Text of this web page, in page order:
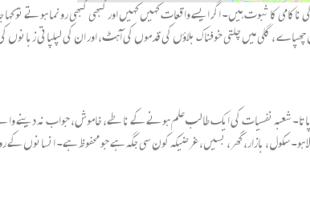
ہیں۔ اگر ایسے واقعات کہیں کہیں اور کبھی کبھی رونما ہوتے تو کہا جا
، گلی میں چلتی خوفناک بلاؤں کی قدموں کی آہٹ، اور ان کی لپلپاتی زبانوں
شعبہ نفسیات کی ایک طالب علم ہونے کے ناطے، خاموش، جواب نہ دینے
سکول، بازار، گھر، بسیں، غرضیکہ کون سی جگہ ہے جو محفوظ ہے۔ انسانوں